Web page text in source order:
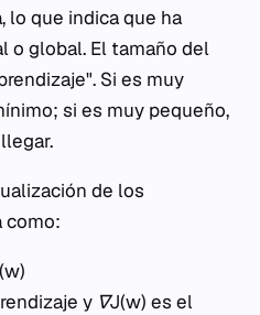
lo que indica que ha
o global. El tamaño del
Si es muy
si es muy pequeño,
de los
como:
y ∇J(w) es el